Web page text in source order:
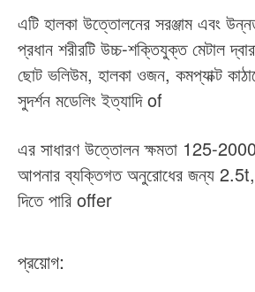
এটি হালকা উত্তোলনের সরঞ্জাম এবং
প্রধান শরীরটি উচ্চ-শক্তিযুক্ত মেটাল
ছোট ভলিউম, হালকা ওজন, কমপ্যাক্ট
সুদর্শন মডেলিং ইত্যাদি of
এর সাধারণ উত্তোলন ক্ষমতা 125-
আপনার ব্যক্তিগত অনুরোধের জন্য
দিতে পারি offer
প্রয়োগ: